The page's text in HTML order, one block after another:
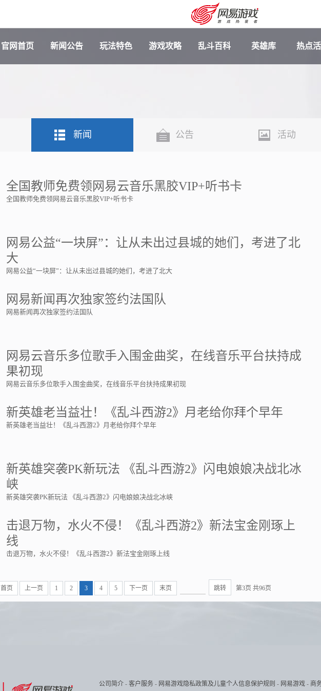
官网首页 新闻公告 玩法特色 游戏攻略 乱斗百科 英雄库 热点
新闻 公告 活动
全国教师免费领网易云音乐黑胶VIP+听书卡
全国教师免费领网易云音乐黑胶VIP+听书卡
网易公益“一块屏”：让从未出过县城的她们，考进了北
大
网易公益“一块屏”：让从未出过县城的她们，考进了北大
网易新闻再次独家签约法国队
网易新闻再次独家签约法国队
网易云音乐多位歌手入围金曲奖，在线音乐平台扶持成
果初现
网易云音乐多位歌手入围金曲奖，在线音乐平台扶持成果初现
新英雄老当益壮！《乱斗西游2》月老给你拜个早年
新英雄老当益壮！《乱斗西游2》月老给你拜个早年
新英雄突袭PK新玩法 《乱斗西游2》闪电娘娘决战北冰
峡
新英雄突袭PK新玩法 《乱斗西游2》闪电娘娘决战北冰峡
击退万物，水火不侵！《乱斗西游2》新法宝金刚琢上
线
击退万物，水火不侵！《乱斗西游2》新法宝金刚琢上线
首页 上一页 1 2 3 4 5 下一页 末页 跳转 第3页 共96页
公司简介 - 客户服务 - 网易游戏隐私政策及儿童个人信息保护规则 - 网易游戏 - 商